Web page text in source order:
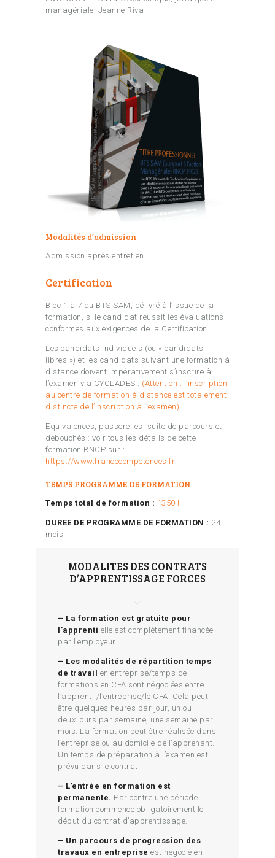
managériale, Jeanne Riva
Modalités d’admission
Admission après entretien
Certification
Bloc 1 à 7 du BTS SAM, délivré à l’issue de la
formation, si le candidat réussit les évaluations
conformes aux exigences de la Certification.
Les candidats individuels (ou « candidats
libres ») et les candidats suivant une formation à
distance doivent impérativement s’inscrire à
l’examen via CYCLADES : (Attention : l’inscription
au centre de formation à distance est totalement
distincte de l’inscription à l’examen).
Equivalences, passerelles, suite de parcours et
débouchés : voir tous les détails de cette
formation RNCP sur :
https://www.francecompetences.fr
TEMPS PROGRAMME DE FORMATION
Temps total de formation : 1350 H
DUREE DE PROGRAMME DE FORMATION : 24
mois
MODALITES DES CONTRATS
D’APPRENTISSAGE FORCES
– La formation est gratuite pour
l’apprenti elle est complètement financée
par l’employeur.
– Les modalités de répartition temps
de travail
en entreprise/temps de
formations en CFA sont négociées entre
l’apprenti /l’entreprise/le CFA. Cela peut
être quelques heures par jour, un ou
deux jours par semaine, une semaine par
mois. La formation peut être réalisée dans
l’entreprise ou au domicile de l’apprenant.
Un temps de préparation à l’examen est
prévu dans le contrat.
– L’entrée en formation est
permanente. Par contre une période
formation commence obligatoirement le
début du contrat d’apprentissage.
– Un parcours de progression des
travaux en entreprise est négocié en